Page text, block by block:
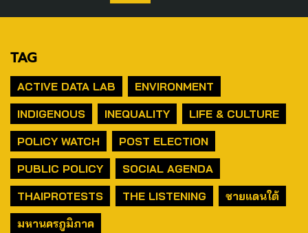
TAG
ACTIVE DATA LAB
ENVIRONMENT
INDIGENOUS
INEQUALITY
LIFE & CULTURE
POLICY WATCH
POST ELECTION
PUBLIC POLICY
SOCIAL AGENDA
THAIPROTESTS
THE LISTENING
ชายแดนใต้
มหานครภูมิภาค